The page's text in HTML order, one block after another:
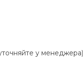
у менеджера)